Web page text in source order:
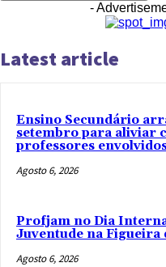
-
Latest article
Ensino Secundário
setembro para aliviar
professores
Agosto 6, 2026
Profjam no Dia
Juventude na Figueira
Agosto 6, 2026